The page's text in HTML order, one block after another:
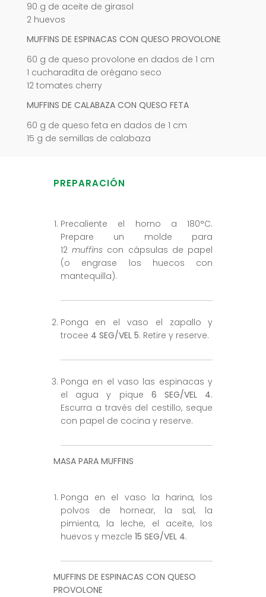
90 g de aceite de girasol
2 huevos
MUFFINS DE ESPINACAS CON QUESO PROVOLONE
60 g de queso provolone en dados de 1 cm
1 cucharadita de orégano seco
12 tomates cherry
MUFFINS DE CALABAZA CON QUESO FETA
60 g de queso feta en dados de 1 cm
15 g de semillas de calabaza
PREPARACIÓN
Precaliente el horno a 180°C.
Prepare un molde para
12 muffinscon cápsulas de papel
(o engrase los huecos con
mantequilla).
Ponga en el vaso el zapallo y
trocee 4 SEG/VEL 5. Retire y reserve.
Ponga en el vaso las espinacas y
el agua y pique 6 SEG/VEL 4.
Escurra a través del cestillo, seque
con papel de cocina y reserve.
MASA PARA MUFFINS
Ponga en el vaso la harina, los
polvos de hornear, la sal, la
pimienta, la leche, el aceite, los
huevos y mezcle 15 SEG/VEL 4.
MUFFINS DE ESPINACAS CON QUESO
PROVOLONE